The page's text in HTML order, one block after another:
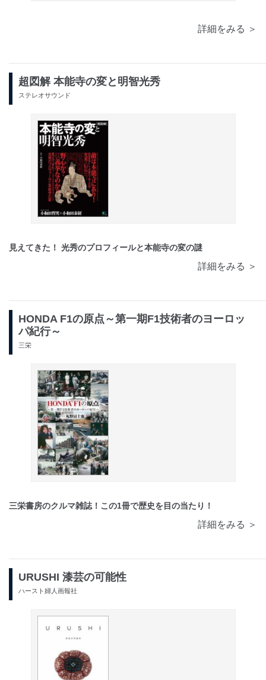
詳細をみる ＞
超図解 本能寺の変と明智光秀
ステレオサウンド
見えてきた！ 光秀のプロフィールと本能寺の変の謎
詳細をみる ＞
HONDA F1の原点～第一期F1技術者のヨーロッ
パ紀行～
三栄
三栄書房のクルマ雑誌！この1冊で歴史を目の当たり！
詳細をみる ＞
URUSHI 漆芸の可能性
ハースト婦人画報社